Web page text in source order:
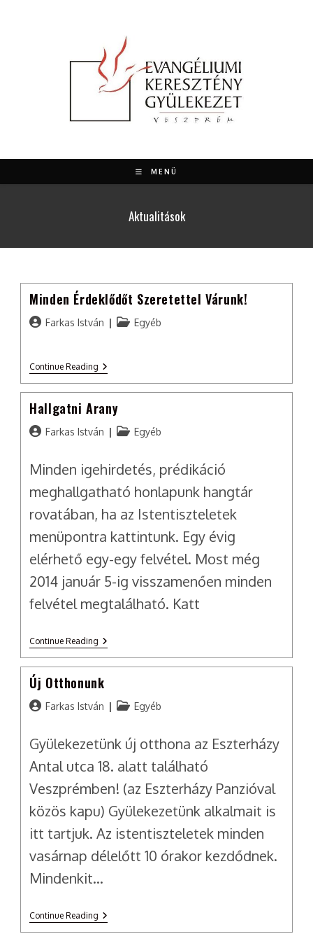
MENÜ
Aktualitások
Minden Érdeklődőt Szeretettel Várunk!
PostFarkas István
PostEgyéb
Continue Reading Minden
Érdeklődőt
Hallgatni Arany
PostFarkas István
PostEgyéb
Minden igehirdetés, prédikáció
meghallgatható honlapunk hangtár
rovatában, ha az Istentiszteletek
menüpontra kattintunk. Egy évig
elérhető egy-egy felvétel. Most még
2014 január 5-ig visszamenően minden
felvétel megtalálható. Katt
Continue Reading Hallgatni
Arany
Új Otthonunk
PostFarkas István
PostEgyéb
Gyülekezetünk új otthona az Eszterházy
Antal utca 18. alatt található
Veszprémben! (az Eszterházy Panzióval
közös kapu) Gyülekezetünk alkalmait is
itt tartjuk. Az istentiszteletek minden
vasárnap délelőtt 10 órakor kezdődnek.
Mindenkit…
Continue Reading Új
Otthonunk